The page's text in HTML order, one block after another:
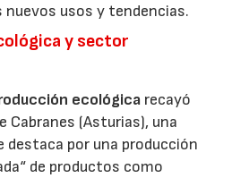
nuevos usos y tendencias.
y sector
ecológica recayó
Cabranes (Asturias), una
destaca por una producción
de productos como